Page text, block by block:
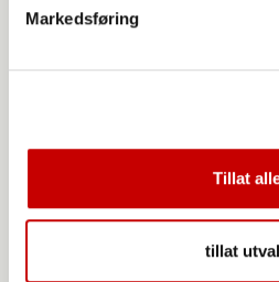
Markedsføring
Tillat
tillat
Møllerens Hvetemel